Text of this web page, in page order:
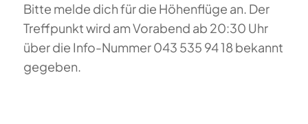
Bitte melde dich für die Höhenflüge an. Der
Treffpunkt wird am Vorabend ab 20:30 Uhr
über die Info-Nummer 043 535 94 18 bekannt
gegeben.